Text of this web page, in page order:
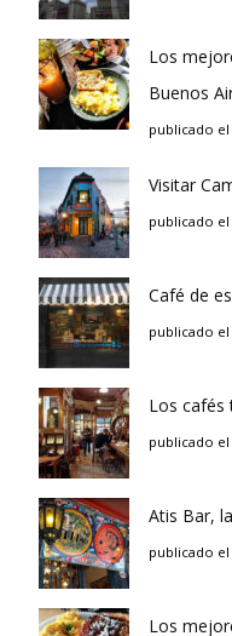
Los
Buenos
publicado el
Visitar
publicado el
Café de
publicado el
Los cafés
publicado el
Atis Bar,
publicado el
Los